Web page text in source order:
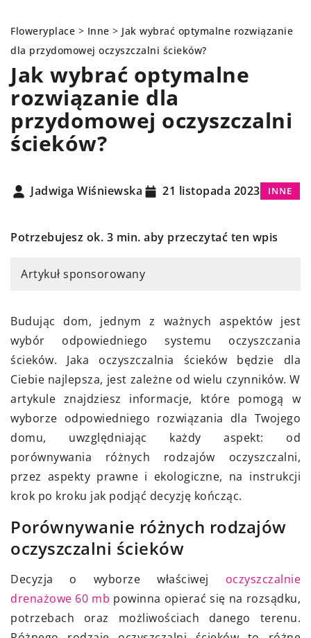
Floweryplace > Inne > Jak wybrać optymalne rozwiązanie
dla przydomowej oczyszczalni ścieków?
Jak wybrać optymalne
rozwiązanie dla
przydomowej oczyszczalni
ścieków?
Jadwiga Wiśniewska 21 listopada 2023 INNE
Potrzebujesz ok. 3 min. aby przeczytać ten wpis
Artykuł sponsorowany
Budując dom, jednym z ważnych aspektów jest
wybór odpowiedniego systemu oczyszczania
ścieków. Jaka oczyszczalnia ścieków będzie dla
Ciebie najlepsza, jest zależne od wielu czynników. W
artykule znajdziesz informacje, które pomogą w
wyborze odpowiedniego rozwiązania dla Twojego
domu, uwzględniając każdy aspekt: od
porównywania różnych rodzajów oczyszczalni,
przez aspekty prawne i ekologiczne, na instrukcji
krok po kroku jak podjąć decyzję kończąc.
Porównywanie różnych rodzajów
oczyszczalni ścieków
Decyzja o wyborze właściwej oczyszczalnie
drenażowe 60 mb powinna opierać się na rozsądku,
potrzebach oraz możliwościach danego terenu.